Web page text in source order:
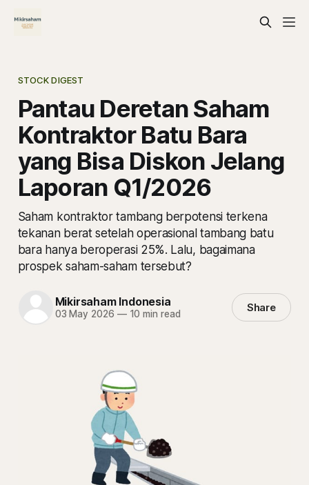
STOCK DIGEST
Pantau Deretan Saham
Kontraktor Batu Bara
yang Bisa Diskon Jelang
Laporan Q1/2026
Saham kontraktor tambang berpotensi terkena
tekanan berat setelah operasional tambang batu
bara hanya beroperasi 25%. Lalu, bagaimana
prospek saham-saham tersebut?
Mikirsaham Indonesia
03 May 2026 —10 min read Share